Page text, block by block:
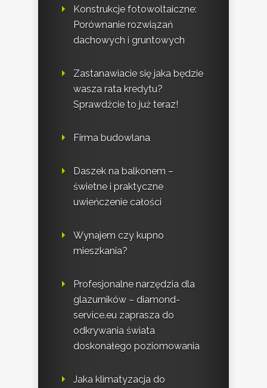
Konstrukcje fotowoltaiczne:
Porównanie rozwiązań
dachowych i gruntowych
Zastanawiacie się jaka będzie
wasza rata kredytu?
Sprawdźcie to już teraz!
Firma budowlana
Daszek na balkonem –
świetne i praktyczne
uwieńczenie całości
Wynajem czy kupno
mieszkania?
Profesjonalne narzędzia dla
glazurników – diamond-
service.eu zaprasza do
odkrywania świata
doskonałego poziomowania
Jaka klimatyzacja do